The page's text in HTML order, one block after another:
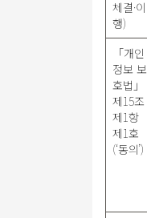
체결·이
행)
「개인
정보 보
호법」
제15조
제1항
제1호
(‘동의’)